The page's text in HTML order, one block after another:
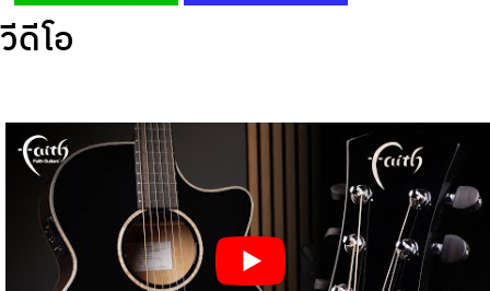
วีดีโอ